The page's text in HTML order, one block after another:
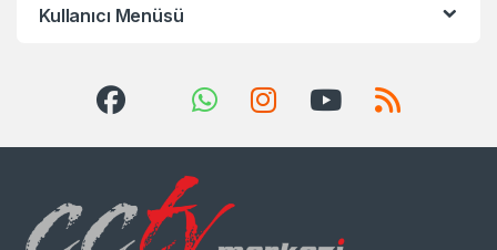
Kullanıcı Menüsü